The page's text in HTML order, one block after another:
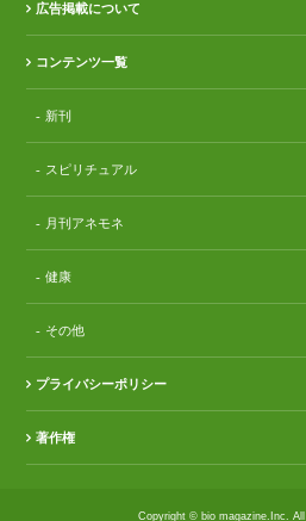
広告掲載について
コンテンツ一覧
新刊
スピリチュアル
月刊アネモネ
健康
その他
プライバシーポリシー
著作権
Copyright © bio magazine.Inc.